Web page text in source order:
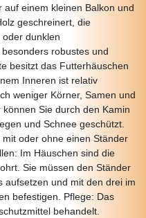
einem kleinen Balkon und
geschreinert, die
dunklen
robustes und
besitzt das Futterhäuschen
Inneren ist relativ
weniger Körner, Samen und
Sie durch den Kamin
und Schnee geschützt.
oder ohne einen Ständer
Im Häuschen sind die
Sie müssen den Ständer
aufsetzen und mit den drei im
befestigen. Pflege: Das
behandelt.